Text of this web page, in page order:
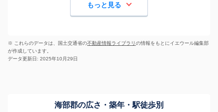
もっと見る
※ これらのデータは、国土交通省の不動産情報ライブラリの情報をもとにイエウール編集部
が作成しています。
データ更新日: 2025年10月29日
海部郡の広さ・築年・駅徒歩別